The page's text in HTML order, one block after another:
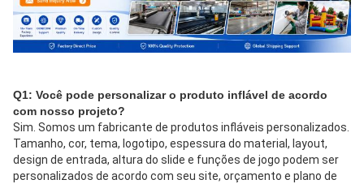
Q1: Você pode personalizar o produto inflável de acordo
com nosso projeto?
Sim. Somos um fabricante de produtos infláveis ​​personalizados.
Tamanho, cor, tema, logotipo, espessura do material, layout,
design de entrada, altura do slide e funções de jogo podem ser
personalizados de acordo com seu site, orçamento e plano de